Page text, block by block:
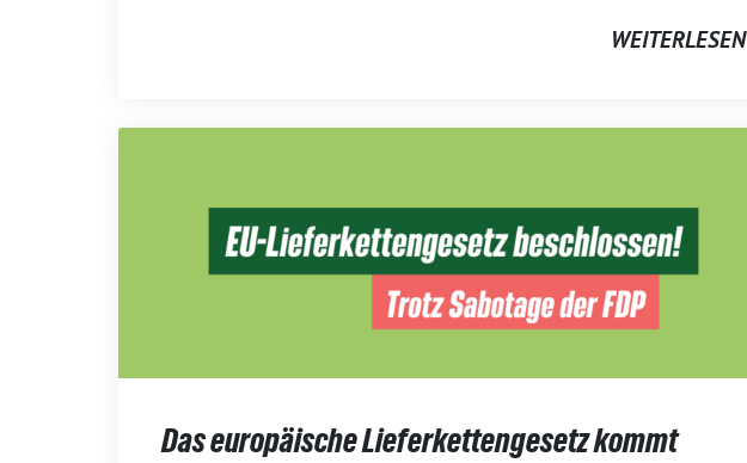
WEITERLESEN
Das europäische Lieferkettengesetz kommt